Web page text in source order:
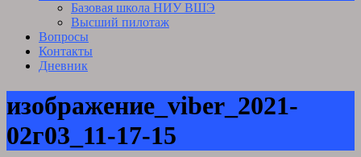
Базовая школа НИУ ВШЭ
Высший пилотаж
Вопросы
Контакты
Дневник
изображение_viber_2021-
02г03_11-17-15